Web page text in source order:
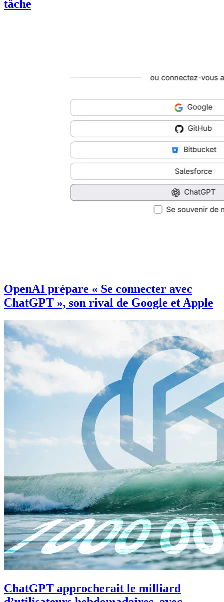
tâche
OpenAI prépare « Se connecter avec
ChatGPT », son rival de Google et Apple
ChatGPT approcherait le milliard